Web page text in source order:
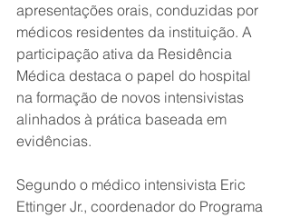
apresentações orais, conduzidas por
médicos residentes da instituição. A
participação ativa da Residência
Médica destaca o papel do hospital
na formação de novos intensivistas
alinhados à prática baseada em
evidências.
Segundo o médico intensivista Eric
Ettinger Jr., coordenador do Programa